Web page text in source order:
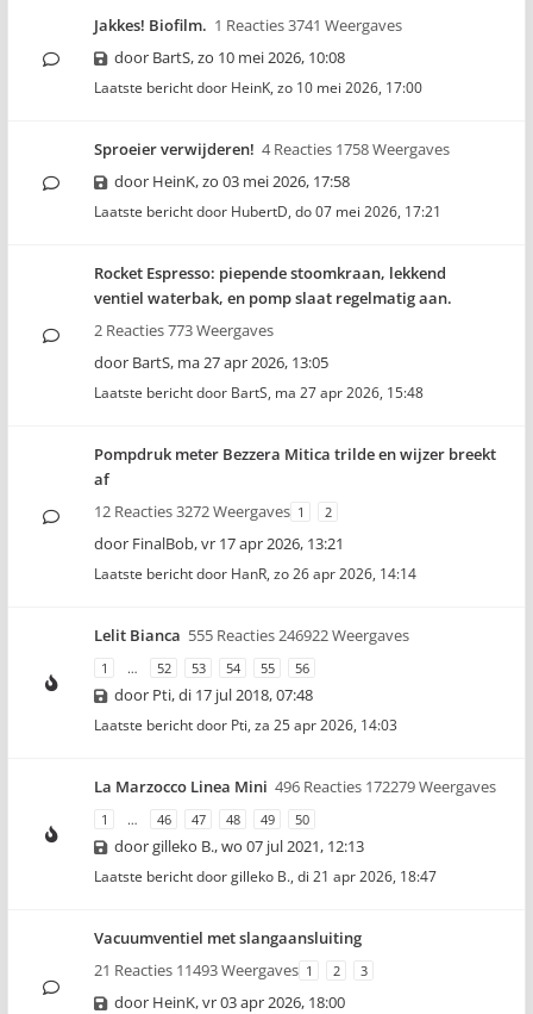
Jakkes! Biofilm. 1 Reacties 3741 Weergaves
door BartS,zo 10 mei 2026, 10:08
Laatste bericht door HeinK, zo 10 mei 2026, 17:00
Sproeier verwijderen! 4 Reacties 1758 Weergaves
door HeinK,zo 03 mei 2026, 17:58
Laatste bericht door HubertD, do 07 mei 2026, 17:21
Rocket Espresso: piepende stoomkraan, lekkend
ventiel waterbak, en pomp slaat regelmatig aan.
2 Reacties 773 Weergaves
door BartS, ma 27 apr 2026, 13:05
Laatste bericht door BartS, ma 27 apr 2026, 15:48
Pompdruk meter Bezzera Mitica trilde en wijzer breekt
af
12 Reacties 3272 Weergaves 1 2
door FinalBob,vr 17 apr 2026, 13:21
Laatste bericht door HanR, zo 26 apr 2026, 14:14
Lelit Bianca 555 Reacties 246922 Weergaves
1 … 52 53 54 55 56
door Pti,di 17 jul 2018, 07:48
Laatste bericht door Pti, za 25 apr 2026, 14:03
La Marzocco Linea Mini 496 Reacties 172279 Weergaves
1 … 46 47 48 49 50
doorgilleko B.,wo 07 jul 2021, 12:13
Laatste bericht doorgilleko B., di 21 apr 2026, 18:47
Vacuumventiel met slangaansluiting
21 Reacties 11493 Weergaves 1 2 3
door HeinK,vr 03 apr 2026, 18:00